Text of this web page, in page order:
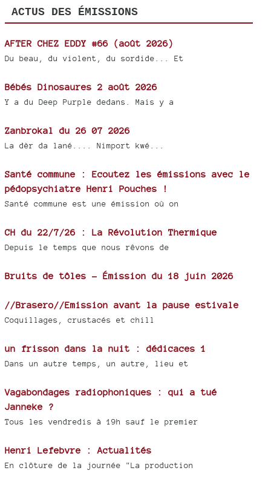
ACTUS DES ÉMISSIONS
AFTER CHEZ EDDY #66 (août 2026)
Du beau, du violent, du sordide... Et
Bébés Dinosaures 2 août 2026
Y a du Deep Purple dedans. Mais y a
Zanbrokal du 26 07 2026
La dèr da lané.... Nimport kwé...
Santé commune : Ecoutez les émissions avec le
pédopsychiatre Henri Pouches !
Santé commune est une émission où on
CH du 22/7/26 : La Révolution Thermique
Depuis le temps que nous rêvons de
Bruits de tôles - Émission du 18 juin 2026
//Brasero//Emission avant la pause estivale
Coquillages, crustacés et chill
un frisson dans la nuit : dédicaces 1
Dans un autre temps, un autre, lieu et
Vagabondages radiophoniques : qui a tué
Janneke ?
Tous les vendredis à 19h sauf le premier
Henri Lefebvre : Actualités
En clôture de la journée "La production